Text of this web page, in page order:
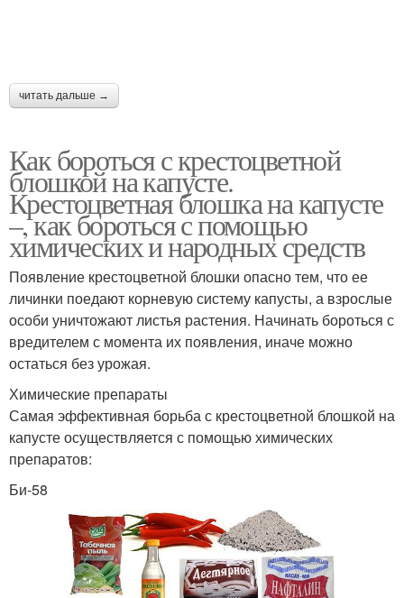
читать дальше →
Как бороться с крестоцветной
блошкой на капусте.
Крестоцветная блошка на капусте
–, как бороться с помощью
химических и народных средств
Появление крестоцветной блошки опасно тем, что ее
личинки поедают корневую систему капусты, а взрослые
особи уничтожают листья растения. Начинать бороться с
вредителем с момента их появления, иначе можно
остаться без урожая.
Химические препараты
Самая эффективная борьба с крестоцветной блошкой на
капусте осуществляется с помощью химических
препаратов:
Би-58